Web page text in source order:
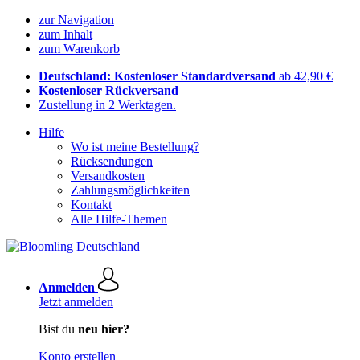
zur Navigation
zum Inhalt
zum Warenkorb
Deutschland: Kostenloser Standardversand ab 42,90 €
Kostenloser Rückversand
Zustellung in 2 Werktagen.
Hilfe
Wo ist meine Bestellung?
Rücksendungen
Versandkosten
Zahlungsmöglichkeiten
Kontakt
Alle Hilfe-Themen
Anmelden
Jetzt anmelden
Bist du neu hier?
Konto erstellen